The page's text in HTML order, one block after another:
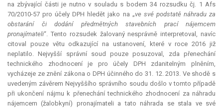
na zbývající části je nutno v souladu s bodem 34 rozsudku čj. 1 Afs
70/2010-57 pro účely DPH hledět jako na „ve své podstatě náhradu za
obstarání či dodání předmětných stavebních prací nájemcem
pronajímateli“. Tento rozsudek žalovaný nesprávně interpretoval, navíc
citoval pouze větu odkazující na ustanovení, které v roce 2016 již
neplatilo. Nejvyšší správní soud pouze posuzoval, zda přenechání
technického zhodnocení je pro účely DPH zdanitelným plněním,
vycházeje ze znění zákona o DPH účinného do 31. 12. 2013. Ve shodě s
uvedeným závěrem Nejvyššího správního soudu došlo v tomto případě
při ukončení nájmu k přenechání technického zhodnocení za náhradu
nájemcem (žalobkyní) pronajímateli a tato náhrada se stala ve své